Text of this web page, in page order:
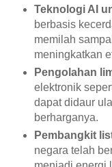
Teknologi AI
berbasis
memilah
meningkatkan
Pengolahan
elektronik
dapat didaur
berharganya.
Pembangkit
negara telah